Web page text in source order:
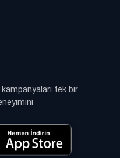
tek bir